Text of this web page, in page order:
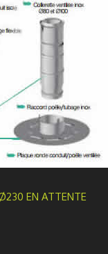
EN ATTENTE